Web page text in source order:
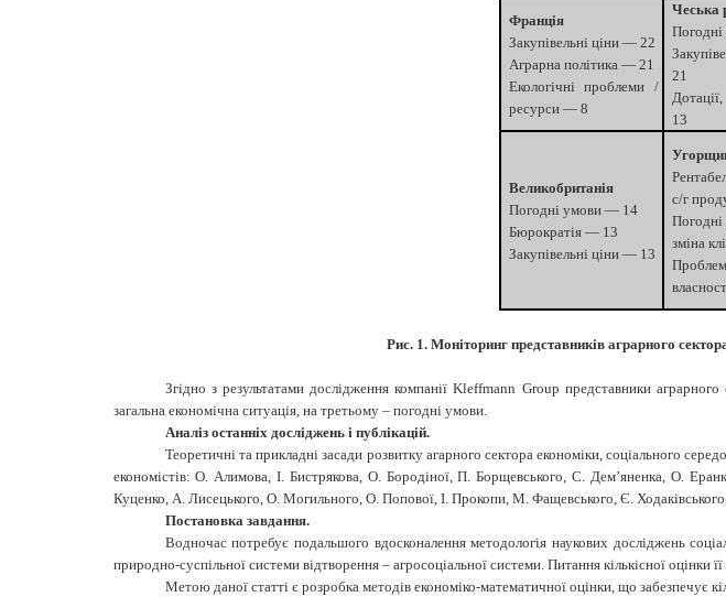
Франція
Закупівельні ціни — 22
Аграрна політика — 21
Екологічні проблеми /
ресурси — 8
Чеська
21
13
Великобританія
Погодні умови — 14
Бюрократія — 13
Закупівельні ціни — 13
с/г
зміна
Рис. 1. Моніторинг представників аграрного
Згідно з результатами дослідження компанії Kleffmann Group представники
загальна економічна ситуація, на третьому – погодні умови.
Аналіз останніх досліджень і публікацій.
Теоретичні та прикладні засади розвитку агарного сектора економіки,соціального
економістів:О.Алимова,І. Бистрякова, О. Бородіної,П.Борщевського,С. Дем’яненка, О.
Куценко, А. Лисецького, О. Могильного, О. Попової, І. Прокопи, М. Фащевського, Є. Ходаківського
Постановка завдання.
Водночас потребує подальшого вдосконалення методологія наукових досліджень
природно-суспільної системи відтворення – агросоціальної системи. Питання кількісної
Метою даної статті є розробка методів економіко-математичної оцінки, що забезпечує